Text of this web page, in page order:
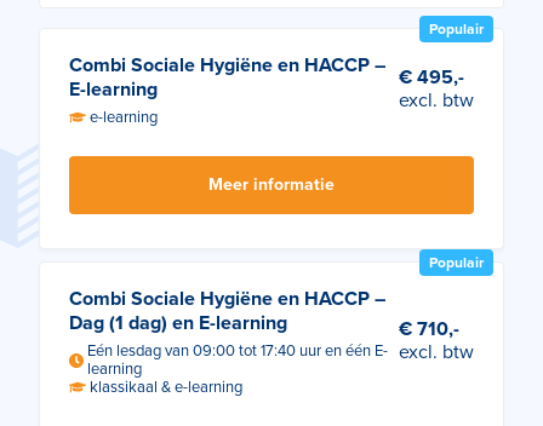
Combi Sociale Hygiëne en HACCP –
E-learning
e-learning
Populair
€ 495,-
excl. btw
Meer informatie
Combi Sociale Hygiëne en HACCP –
Dag (1 dag) en E-learning
Eén lesdag van 09:00 tot 17:40 uur en één E-
learning
klassikaal & e-learning
Populair
€ 710,-
excl. btw